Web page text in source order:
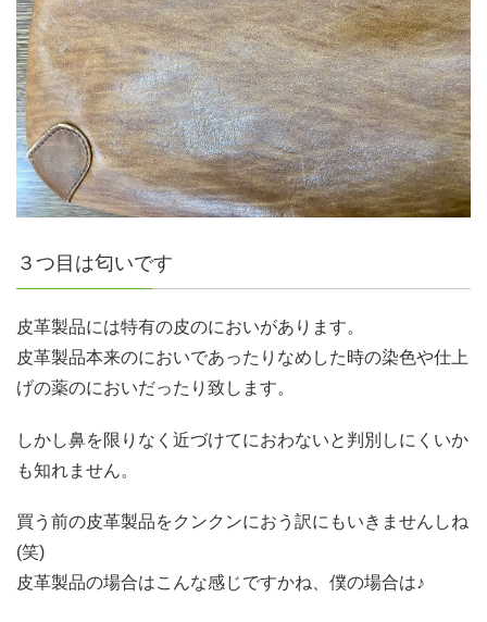
３つ目は匂いです
皮革製品には特有の皮のにおいがあります。
皮革製品本来のにおいであったりなめした時の染色や仕上
げの薬のにおいだったり致します。
しかし鼻を限りなく近づけてにおわないと判別しにくいか
も知れません。
買う前の皮革製品をクンクンにおう訳にもいきませんしね
(笑)
皮革製品の場合はこんな感じですかね、僕の場合は♪